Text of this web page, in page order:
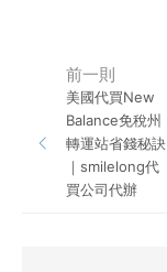
前一則
美國代買New
Balance免稅州
轉運站省錢秘訣
｜smilelong代
買公司代辦